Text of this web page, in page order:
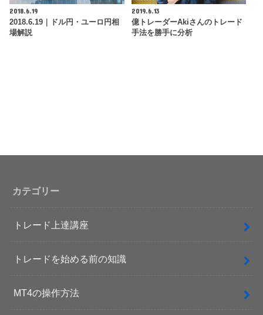
2018.6.19
2018.6.19｜ドル円・ユーロ円相
場解説
2019.6.13
億トレーダーAkiさんのトレード
手法を勝手に分析
カテゴリー
トレード上達講座
トレードを始める前の知識
MT4の操作方法